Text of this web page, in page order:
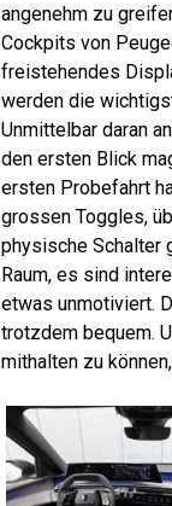
angenehm zu
Cockpits von
freistehendes
werden die
Unmittelbar daran
den ersten Blick
ersten Probefahrt
grossen Toggles,
physische Schalter
Raum, es sind
etwas unmotiviert.
trotzdem bequem.
mithalten zu